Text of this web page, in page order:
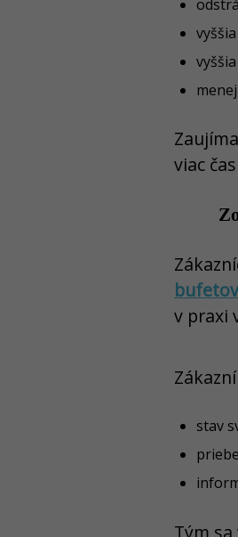
viac
v praxi
stav
Tým